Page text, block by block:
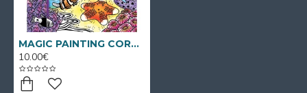
MAGIC PAINTING CORAL REEF (Spalvinimo vandeniu knygelė)
10.00€